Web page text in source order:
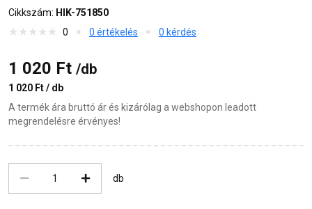
Cikkszám: HIK-751850
0
0 értékelés 0 kérdés
1 020 Ft /db
1 020 Ft / db
A termék ára bruttó ár és kizárólag a webshopon leadott
megrendelésre érvényes!
db